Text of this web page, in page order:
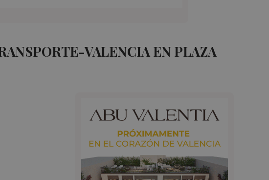
VALENCIA EN PLAZA